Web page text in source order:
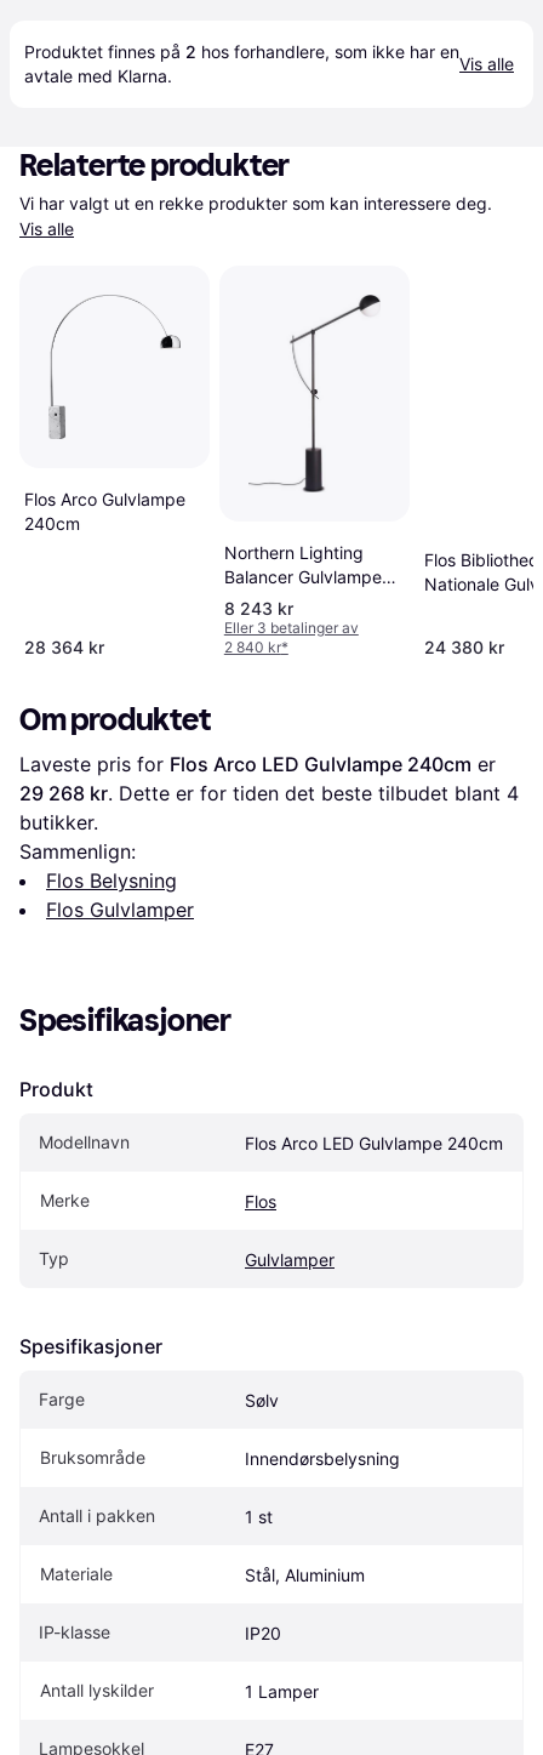
Produktet finnes på 2 hos forhandlere, som ikke har en
avtale med Klarna.
Vis alle
Relaterte produkter
Vis alle
Flos Arco Gulvlampe
240cm
28 364 kr
Northern Lighting
Balancer Gulvlampe
170cm
8 243 kr
Eller 3 betalinger av
2 840 kr*
Flos
Nationale
24 380 kr
Om produktet
Laveste pris for Flos Arco LED Gulvlampe 240cm
29 268 kr. Dette er for tiden det beste tilbudet blant 4
butikker.
Sammenlign:
Flos Belysning
Flos Gulvlamper
Spesifikasjoner
Produkt
Modellnavn Flos Arco LED Gulvlampe 240cm
Merke Flos
Typ Gulvlamper
Spesifikasjoner
Farge Sølv
Bruksområde Innendørsbelysning
Antall i pakken 1 st
Materiale Stål, Aluminium
IP-klasse IP20
Antall lyskilder 1 Lamper
Lampesokkel E27